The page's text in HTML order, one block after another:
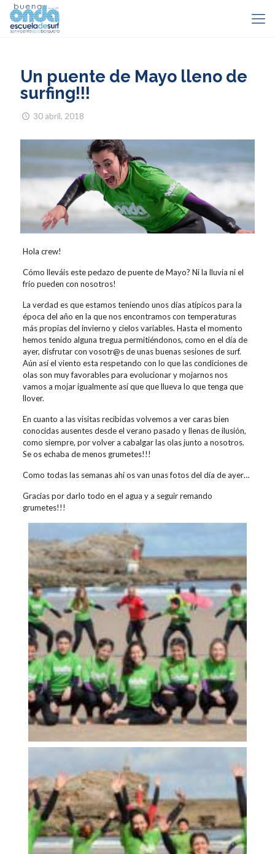
Un puente de Mayo lleno de
surfing!!!
30 abril, 2018
Hola crew!
Cómo lleváis este pedazo de puente de Mayo? Ni la lluvia ni el
frío pueden con nosotros!
La verdad es que estamos teniendo unos días atípicos para la
época del año en la que nos encontramos con temperaturas
más propias del invierno y cielos variables. Hasta el momento
hemos tenido alguna tregua permitiéndonos, como en el día de
ayer, disfrutar con vosotr@s de unas buenas sesiones de surf.
Aún así el viento esta respetando con lo que las condiciones de
olas son muy favorables para evolucionar y mojarnos nos
vamos a mojar igualmente así que que llueva lo que tenga que
llover.
En cuanto a las visitas recibidas volvemos a ver caras bien
conocidas ausentes desde el verano pasado y llenas de ilusión,
como siempre, por volver a cabalgar las olas junto a nosotros.
Se os echaba de menos grumetes!!!
Como todas las semanas ahí os van unas fotos del día de ayer…
Gracias por darlo todo en el agua y a seguir remando
grumetes!!!